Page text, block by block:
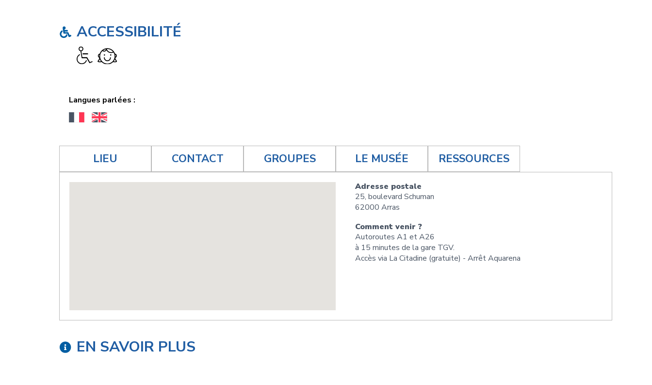
ACCESSIBILITÉ
Langues parlées :
LIEU CONTACT GROUPES LE MUSÉE RESSOURCES
Adresse postale
25, boulevard Schuman
62000 Arras
Comment venir ?
Autoroutes A1 et A26
à 15 minutes de la gare TGV.
Accès via La Citadine (gratuite) - Arrêt Aquarena
EN SAVOIR PLUS